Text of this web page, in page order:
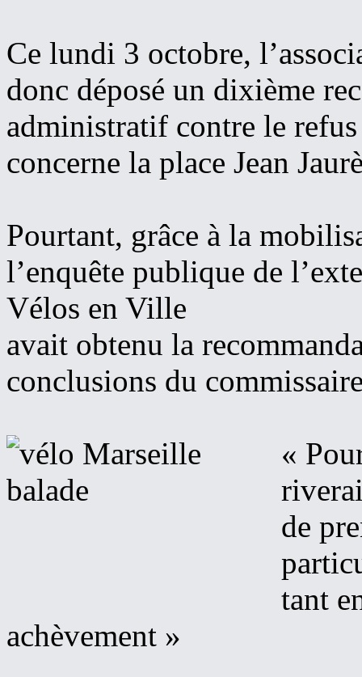
Ce lundi 3 octobre,
donc déposé un dixième
administratif contre le
concerne la place Jean
Pourtant, grâce à la
l’enquête publique de
Vélos en Ville
avait obtenu la
conclusions du
«
de
tant
achèvement »